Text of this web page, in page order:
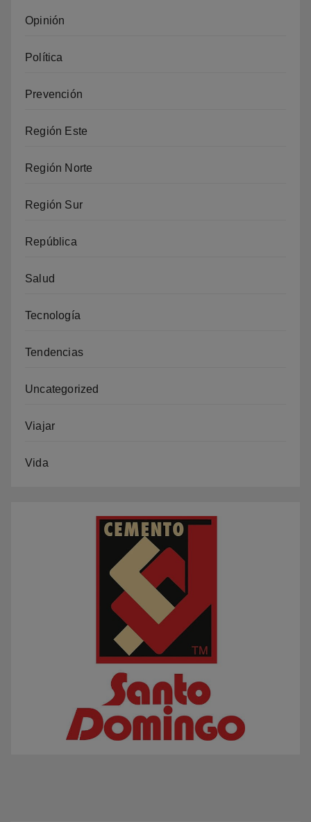
Opinión
Política
Prevención
Región Este
Región Norte
Región Sur
República
Salud
Tecnología
Tendencias
Uncategorized
Viajar
Vida